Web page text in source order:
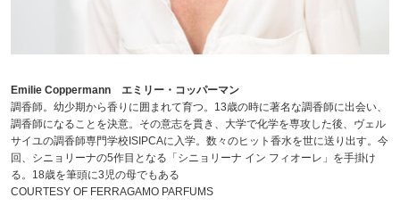
Emilie Coppermann エミリー・コッパーマン
調香師。幼少期から香りに囲まれて育つ。13歳の時に著名な調香師に出会い、
調香師になることを決意。その意志を貫き、大学で化学を専攻した後、ヴェル
サイユの調香師専門学校ISIPCAに入学。数々のヒット香水を世に送り出す。今
回、シニョリーナの5作目となる「シニョリーナ イン フィオーレ」を手掛け
る。18歳を筆頭に3児の母でもある
COURTESY OF FERRAGAMO PARFUMS